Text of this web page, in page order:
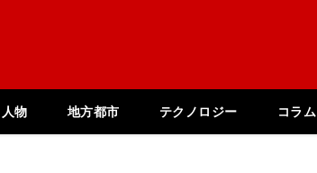
人物 地方都市 テクノロジー コラム